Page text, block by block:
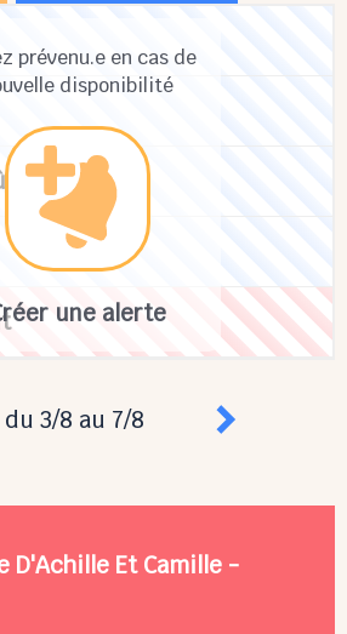
prévenu.e en cas de
disponibilité
une alerte
du 3/8 au 7/8
D'Achille Et Camille -